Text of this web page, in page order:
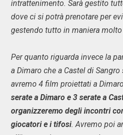
intrattenimento. Sarà gestito
dove ci si potrà prenotare per
gestendo tutto in maniera
Per quanto riguarda invece la
a Dimaro che a Castel di
avremo 4 film proiettati a
serate a Dimaro e 3 serate a
organizzeremo degli incontri
giocatori e i tifosi. Avremo poi